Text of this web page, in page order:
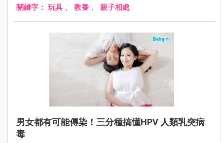
具。
關鍵字： 玩具 、 教養 、 親子相處
男女都有可能傳染！三分種搞懂HPV 人類乳突病
毒